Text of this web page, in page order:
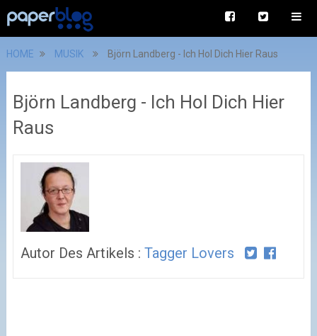
HOME MUSIK Björn Landberg - Ich Hol Dich Hier Raus
Björn Landberg - Ich Hol Dich Hier
Raus
Autor Des Artikels : Tagger Lovers